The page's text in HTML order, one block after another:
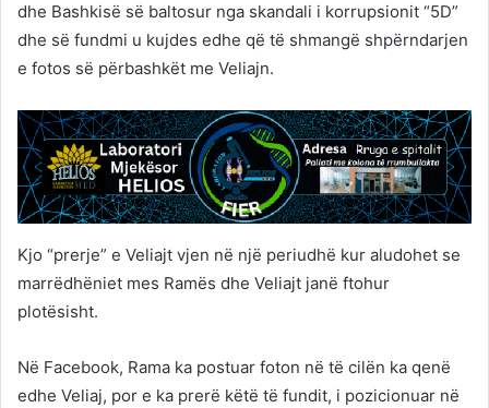
dhe Bashkisë së baltosur nga skandali i korrupsionit “5D”
dhe së fundmi u kujdes edhe që të shmangë shpërndarjen
e fotos së përbashkët me Veliajn.
Kjo “prerje” e Veliajt vjen në një periudhë kur aludohet se
marrëdhëniet mes Ramës dhe Veliajt janë ftohur
plotësisht.
Në Facebook, Rama ka postuar foton në të cilën ka qenë
edhe Veliaj, por e ka prerë këtë të fundit, i pozicionuar në